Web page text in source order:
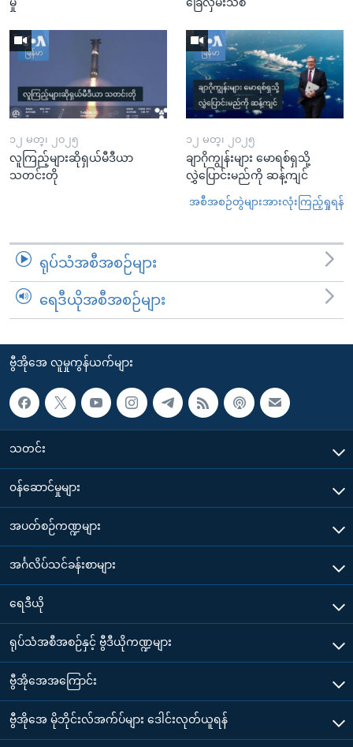
၁၂ မတ္၊ ၂၀၂၅
လူကြည့်များဆိုရှယ်မီဒီယာ
သတင်းတို
၁၂ မတ္၊ ၂၀၂၅
ချာဂိုကျွန်းများ မောရစ်ရှသို့
လွှဲပြောင်းမည်ကို ဆန့်ကျင်
အစီအစဉ်တွဲများအားလုံးကြည့်ရှုရန်
ရုပ်သံအစီအစဉ်များ
ရေဒီယိုအစီအစဉ်များ
ဗွီအိုအေ လူမှုကွန်ယက်များ
သတင်း
၀န်ဆောင်မှုများ
အပတ်စဉ်ကဏ္ဍများ
အင်္ဂလိပ်သင်ခန်းစာများ
ရေဒီယို
ရုပ်သံအစီအစဉ်နှင့် ဗွီဒီယိုကဏ္ဍများ
ဗွီအိုအေအကြောင်း
ဗွီအိုအေ မိုဘိုင်းလ်အက်ပ်များ ဒေါင်းလုတ်ယူရန်